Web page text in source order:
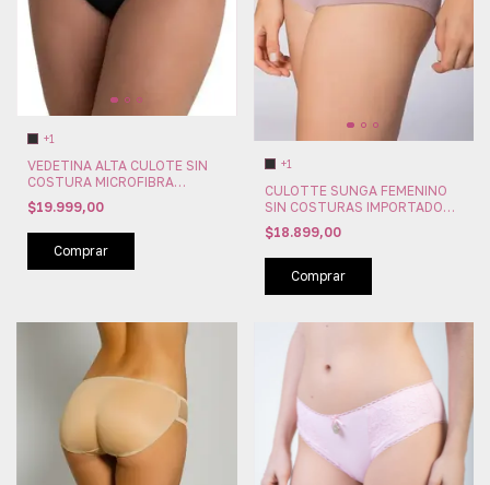
+1
VEDETINA ALTA CULOTE SIN
COSTURA MICROFIBRA
IMPORTADA LOBA BY LUPO
(LU40900-001)
$19.999,00
Comprar
+1
CULOTTE SUNGA FEMENINO
SIN COSTURAS IMPORTADO
LOBA BY LUPO (LU40450-001)
$18.899,00
Comprar